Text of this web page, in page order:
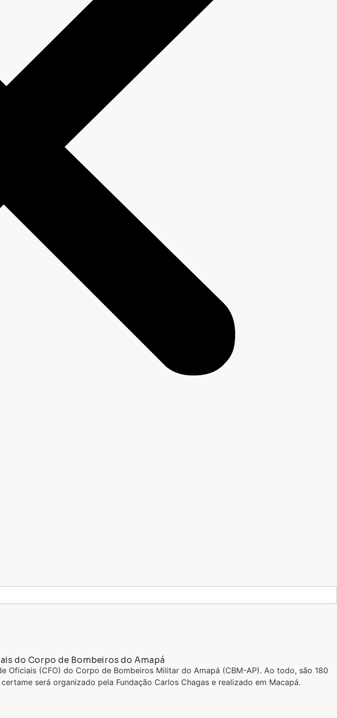
do Corpo de Bombeiros do Amapá
(CFO) do Corpo de Bombeiros Militar do Amapá (CBM-AP). Ao todo, são 180
será organizado pela Fundação Carlos Chagas e realizado em Macapá.